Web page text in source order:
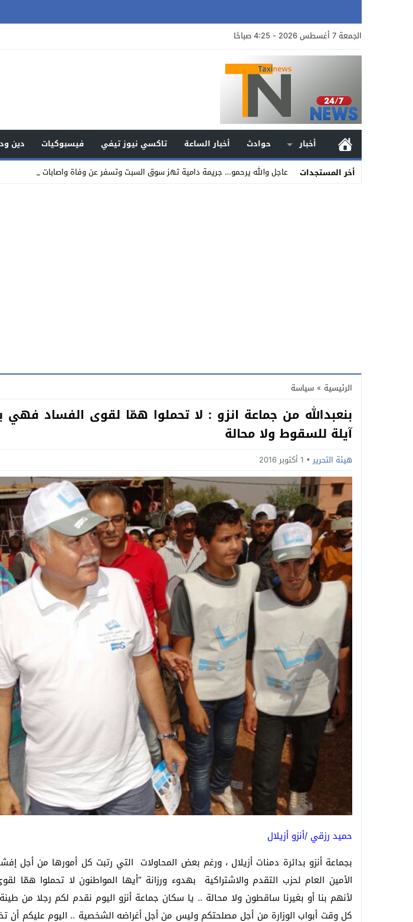
الجمعة 7 أغسطس 2026 - 4:25 صباحًا
أخبار حوادث أخبار الساعة تاكسي نيوز تيفي فيسبوكيات دين
أخر المستجدات
عاجل والله يرحمو… جريمة دامية تهز سوق السبت وتسفر عن وفاة واصابات والتحقيقات
الرئيسية » سياسة
بنعبدالله من جماعة انزو : لا تحملوا همّا لقوى الفساد فهي
آيلة للسقوط ولا محالة
هيئة التحرير 1 أكتوبر 2016
حميد رزقي /أنزو أزيلال
بجماعة أنزو بدائرة دمنات أزيلال ، ورغم بعض المحاولات التي رتبت كل أمورها من أجل
الأمين العام لحزب التقدم والاشتراكية بهدوء ورزانة “أيها المواطنون لا تحملوا همّا
لأنهم بنا أو بغيرنا ساقطون ولا محالة .. يا سكان جماعة أنزو اليوم نقدم لكم رجلا من
كل وقت أبواب الوزارة من أجل مصلحتكم وليس من أجل أغراضه الشخصية .. اليوم عليكم أن